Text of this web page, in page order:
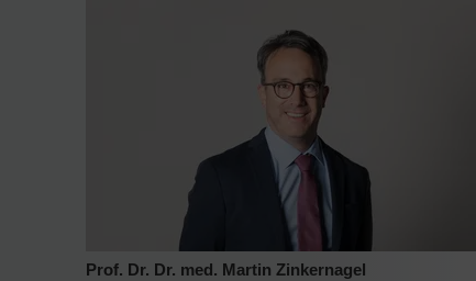
Prof. Dr. Dr. med. Martin Zinkernagel